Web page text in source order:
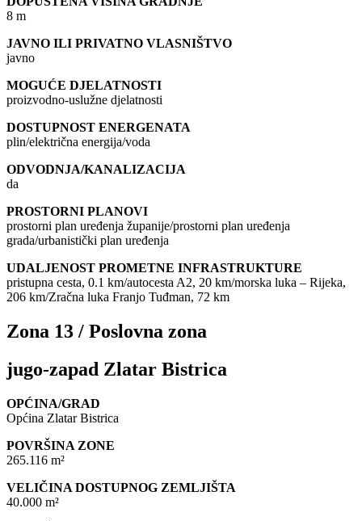
8 m
JAVNO ILI PRIVATNO VLASNIŠTVO
javno
MOGUĆE DJELATNOSTI
proizvodno-uslužne djelatnosti
DOSTUPNOST ENERGENATA
plin/električna energija/voda
ODVODNJA/KANALIZACIJA
da
PROSTORNI PLANOVI
prostorni plan uređenja županije/prostorni plan uređenja
grada/urbanistički plan uređenja
UDALJENOST PROMETNE INFRASTRUKTURE
pristupna cesta, 0.1 km/autocesta A2, 20 km/morska luka – Rijeka,
206 km/Zračna luka Franjo Tuđman, 72 km
Zona 13 / Poslovna zona
jugo-zapad Zlatar Bistrica
OPĆINA/GRAD
Općina Zlatar Bistrica
POVRŠINA ZONE
265.116 m²
VELIČINA DOSTUPNOG ZEMLJIŠTA
40.000 m²